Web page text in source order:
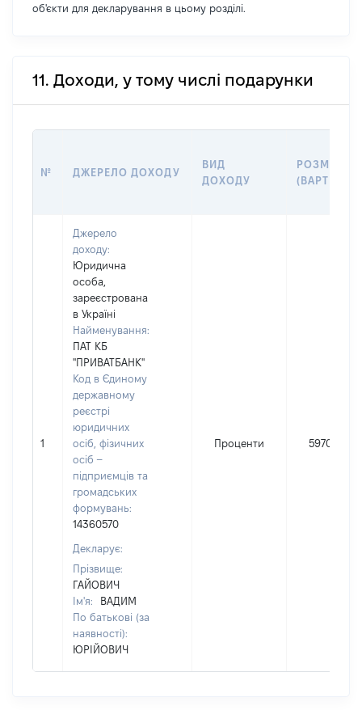
об'єкти для декларування в цьому розділі.
11. Доходи, у тому числі подарунки
№ ДЖЕРЕЛО ДОХОДУ
ВИД
ДОХОДУ
РОЗМІР
(ВАРТІСТЬ)
1
Джерело
доходу:
Юридична
особа,
зареєстрована
в Україні
Найменування:
ПАТ КБ
"ПРИВАТБАНК"
Код в Єдиному
державному
реєстрі
юридичних
осіб, фізичних
осіб –
підприємців та
громадських
формувань:
14360570
Декларує:
Прізвище:
ГАЙОВИЧ
Ім'я:
ВАДИМ
По батькові (за
наявності):
ЮРІЙОВИЧ
Проценти 59707